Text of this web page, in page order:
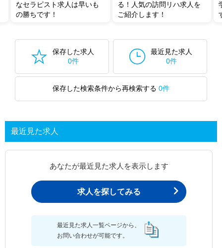
なセラピスト求人は早いも
の勝ちです！
る！人気の訪問リハ求人を
ご紹介します！
保存した求人
0件
最近見た求人
0件
保存した検索条件から再検索する 0件
最近見た求人
あなたが最近見た求人を表示します
求人を探してみる
最近見た求人一覧ページから、
お問い合わせが可能です。